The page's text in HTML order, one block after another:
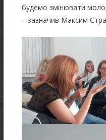
будемо змінювати
– зазначив Максим